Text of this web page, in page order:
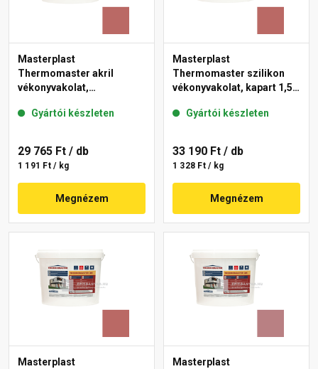
Masterplast
Thermomaster akril
vékonyvakolat,
21-C 25 kg
Gyártói készleten
29 765 Ft / db
1 191 Ft / kg
Megnézem
Masterplast
Thermomaster szilikon
vékonyvakolat, kapart 1,5
Gyártói készleten
33 190 Ft / db
1 328 Ft / kg
Megnézem
Masterplast
Masterplast